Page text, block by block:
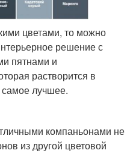
цветами, то можно
решение с
пятнами и
растворится в
лучшее.
компаньонами не
из другой цветовой